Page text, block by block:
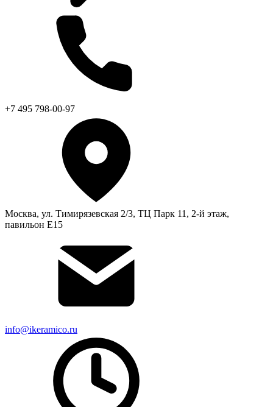
+7 495 798-00-97
Москва, ул. Тимирязевская 2/3, ТЦ Парк 11, 2-й этаж,
павильон Е15
info@ikeramico.ru